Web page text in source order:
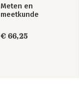
Meten en
meetkunde
€ 66,25